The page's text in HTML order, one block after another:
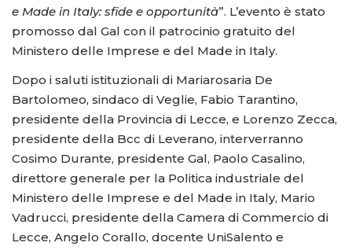
e Made in Italy: sfide e opportunità”. L’evento è stato
promosso dal Gal con il patrocinio gratuito del
Ministero delle Imprese e del Made in Italy.
Dopo i saluti istituzionali di Mariarosaria De
Bartolomeo, sindaco di Veglie, Fabio Tarantino,
presidente della Provincia di Lecce, e Lorenzo Zecca,
presidente della Bcc di Leverano, interverranno
Cosimo Durante, presidente Gal, Paolo Casalino,
direttore generale per la Politica industriale del
Ministero delle Imprese e del Made in Italy, Mario
Vadrucci, presidente della Camera di Commercio di
Lecce, Angelo Corallo, docente UniSalento e